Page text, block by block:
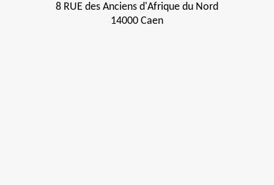
8 RUE des Anciens d'Afrique du Nord
14000 Caen